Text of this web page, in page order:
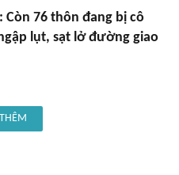
Còn 76 thôn đang bị cô
lụt, sạt lở đường giao